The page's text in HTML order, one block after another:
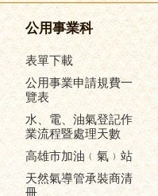
公用事業科
表單下載
公用事業申請規費一
覽表
水、電、油氣登記作
業流程暨處理天數
高雄市加油﹙氣﹚站
天然氣導管承裝商清
冊